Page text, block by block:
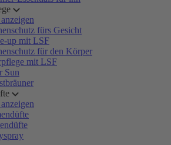
fürs Gesicht
up mit LSF
für den Körper
mit LSF
Sun